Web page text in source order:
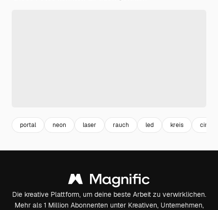
portal neon laser rauch led kreis circle
Die kreative Plattform, um deine beste Arbeit zu verwirklichen.
Mehr als 1 Million Abonnenten unter Kreativen, Unternehmen,